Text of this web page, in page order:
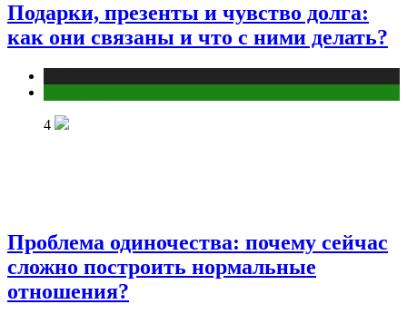
Подарки, презенты и чувство долга:
как они связаны и что с ними делать?
4
Проблема одиночества: почему сейчас
сложно построить нормальные
отношения?